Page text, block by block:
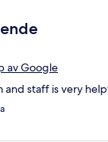
av Google
and staff is very